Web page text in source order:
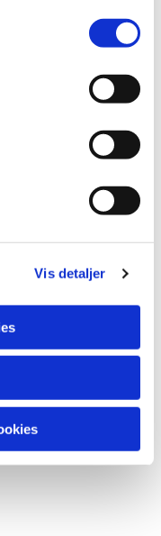
Vis detaljer
kunne